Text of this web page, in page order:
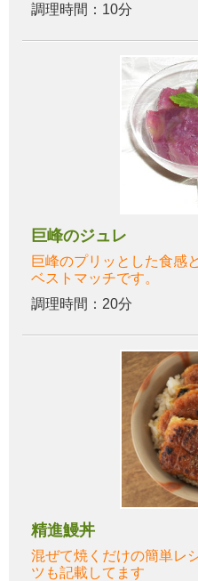
調理時間：10分
巨峰のジュレ
巨峰のプリッとした食感
ベストマッチです。
調理時間：20分
精進鰻丼
混ぜて焼くだけの簡単レ
ツも記載してます